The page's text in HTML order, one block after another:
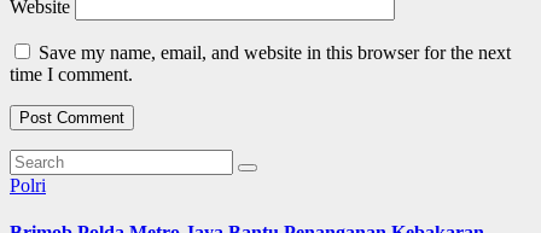
Website
Save my name, email, and website in this browser for the next
time I comment.
Polri